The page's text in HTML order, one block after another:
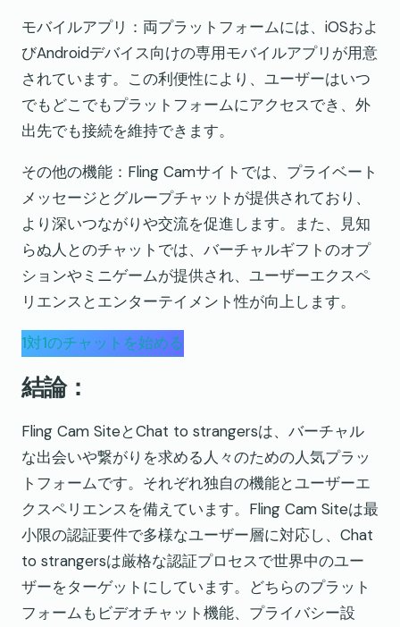
モバイルアプリ：両プラットフォームには、iOSおよ
びAndroidデバイス向けの専用モバイルアプリが用意
されています。この利便性により、ユーザーはいつ
でもどこでもプラットフォームにアクセスでき、外
出先でも接続を維持できます。
その他の機能：Fling Camサイトでは、プライベート
メッセージとグループチャットが提供されており、
より深いつながりや交流を促進します。また、見知
らぬ人とのチャットでは、バーチャルギフトのオプ
ションやミニゲームが提供され、ユーザーエクスペ
リエンスとエンターテイメント性が向上します。
1対1のチャットを始める
結論：
Fling Cam SiteとChat to strangersは、バーチャル
な出会いや繋がりを求める人々のための人気プラッ
トフォームです。それぞれ独自の機能とユーザーエ
クスペリエンスを備えています。Fling Cam Siteは最
小限の認証要件で多様なユーザー層に対応し、Chat
to strangersは厳格な認証プロセスで世界中のユー
ザーをターゲットにしています。どちらのプラット
フォームもビデオチャット機能、プライバシー設